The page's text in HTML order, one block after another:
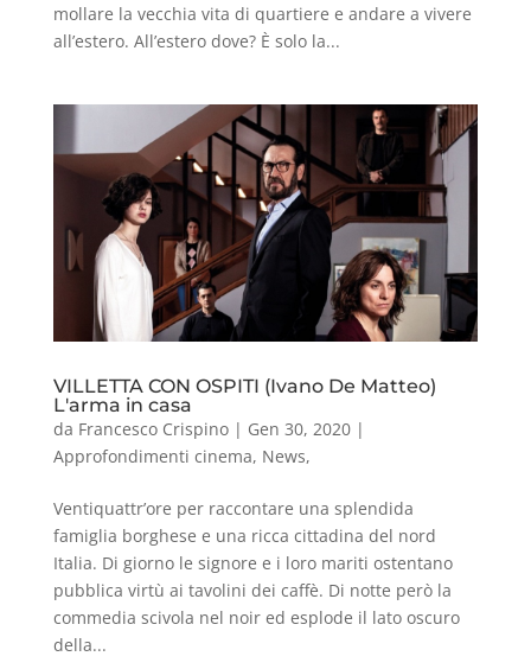
mollare la vecchia vita di quartiere e andare a vivere
all’estero. All’estero dove? È solo la...
VILLETTA CON OSPITI (Ivano De Matteo)
L'arma in casa
da Francesco Crispino| Gen 30, 2020|
Approfondimenti cinema, News,
Ventiquattr’ore per raccontare una splendida
famiglia borghese e una ricca cittadina del nord
Italia. Di giorno le signore e i loro mariti ostentano
pubblica virtù ai tavolini dei caffè. Di notte però la
commedia scivola nel noir ed esplode il lato oscuro
della...